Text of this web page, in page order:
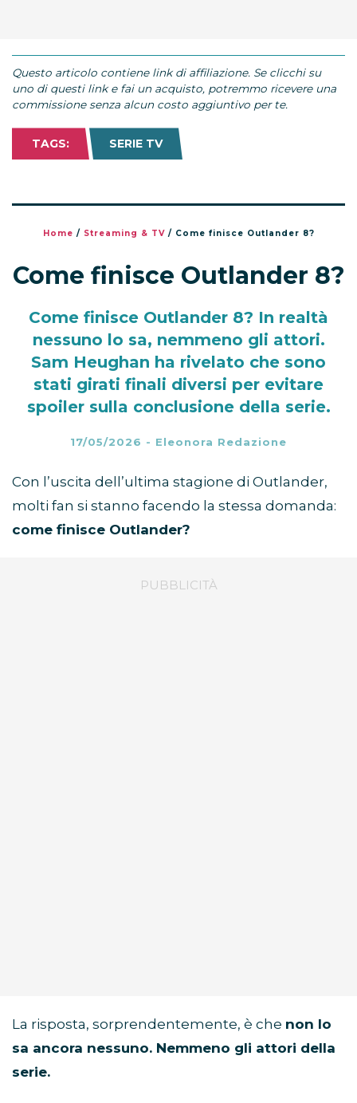
Questo articolo contiene link di affiliazione. Se clicchi su
uno di questi link e fai un acquisto, potremmo ricevere una
commissione senza alcun costo aggiuntivo per te.
TAGS: SERIE TV
Home / Streaming & TV/ Come finisce Outlander 8?
Come finisce Outlander 8?
Come finisce Outlander 8? In realtà
nessuno lo sa, nemmeno gli attori.
Sam Heughan ha rivelato che sono
stati girati finali diversi per evitare
spoiler sulla conclusione della serie.
17/05/2026 - Eleonora Redazione
Con l’uscita dell’ultima stagione di Outlander,
molti fan si stanno facendo la stessa domanda:
come finisce Outlander?
La risposta, sorprendentemente, è che non lo
sa ancora nessuno. Nemmeno gli attori della
serie.